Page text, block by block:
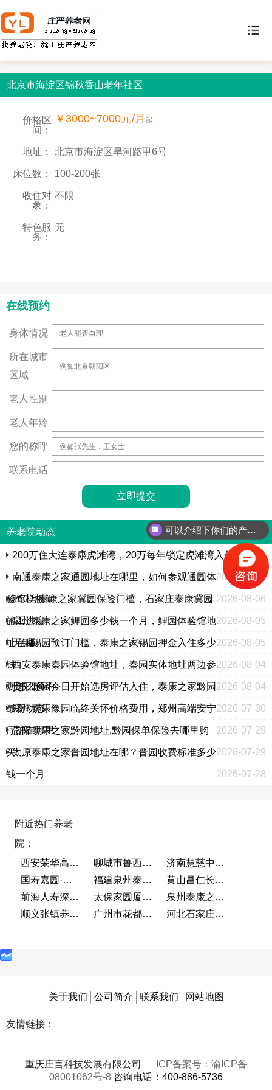
北京市海淀区锦秋香山老年社区
价格区
间：
￥3000~7000元/月 起
地址： 北京市海淀区旱河路甲6号
床位数： 100-200张
收住对
象：
不限
特色服
务：
无
在线预约
身体情况
所在城市
区域
老人性别
老人年龄
您的称呼
联系电话
养老院动态
200万住大连泰康虎滩湾，20万每年锁定虎滩湾入住权政策
2026-08-06
南通泰康之家通园地址在哪里，如何参观通园体
验馆样板间 2026-08-06
160万泰康之家冀园保险门槛，石家庄泰康冀园
施工进度 2026-08-05
泉州泰康之家鲤园多少钱一个月，鲤园体验馆地
址在哪 2026-08-05
无锡锡园预订门槛，泰康之家锡园押金入住多少
钱 2026-08-04
西安泰康秦园体验馆地址，秦园实体地址两边参
观怎么预约 2026-08-04
贵阳黔园今日开始选房评估入住，泰康之家黔园
最新动态 2026-07-30
郑州泰康豫园临终关怀价格费用，郑州高端安宁
疗护在哪里 2026-07-29
贵阳泰康之家黔园地址,黔园保单保险去哪里购
买 2026-07-29
太原泰康之家晋园地址在哪？晋园收费标准多少
钱一个月 2026-07-28
附近热门养老
院：
西安荣华高新悦家养老服务有限公司
聊城市鲁西老年护养院
济南慧慈中医康养中心
国寿嘉园·成都乐境
福建泉州泰康之家鲤园
黄山昌仁长者颐养中心
前海人寿深圳幸福之家
太保家园厦门国际颐养社区
泉州泰康之家鲤园
顺义张镇养老照料中心
广州市花都区花山镇敬老院 河北石家庄泰康之家冀园
关于我们 公司简介 联系我们 网站地图
友情链接：
重庆庄言科技发展有限公司
ICP备案号：渝ICP备
08001062号-8 咨询电话：400-886-5736
可以介绍下你们的产品么？